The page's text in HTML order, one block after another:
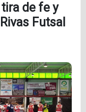
tira de fe y
Futsal